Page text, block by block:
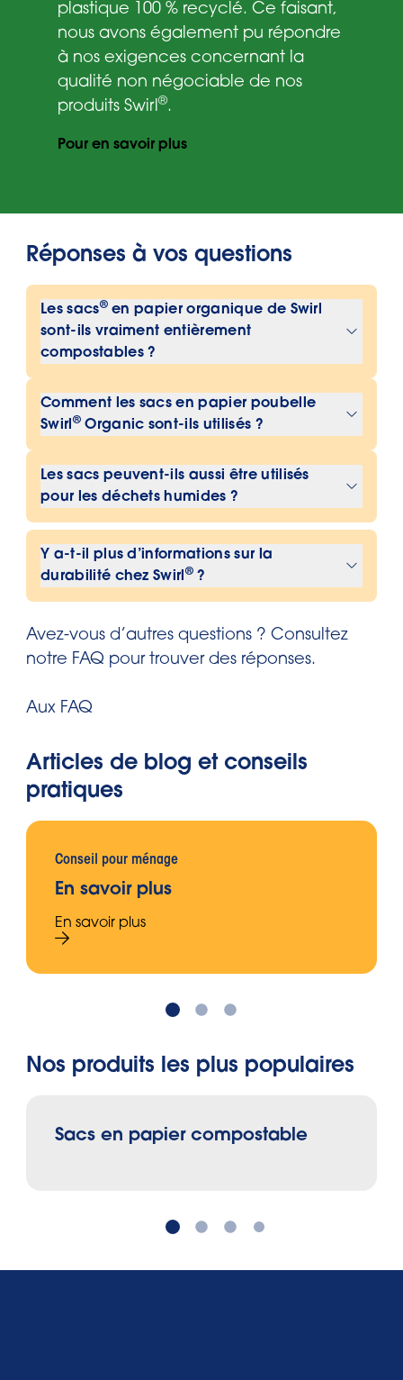
plastique 100 % recyclé. Ce faisant,
nous avons également pu répondre
à nos exigences concernant la
qualité non négociable de nos
produits Swirl®.
Pour en savoir plus
Réponses à vos questions
Les sacs®en papier organique de Swirl
sont-ils vraiment entièrement
compostables ?
Oui, les sacs en papier organique
Swirl®sont entièrement compostables
et peuvent être mis dans la poubelle à
déchets organiques.
Comment les sacs en papier poubelle
Swirl ®Organic sont-ils utilisés ?
Les sacs peuvent être placés
directement dans la poubelle à
déchets organiques. Il suffit de
collecter les déchets organiques puis
de les vider dans la poubelle avec leur
contenu
Les sacs peuvent-ils aussi être utilisés
pour les déchets humides ?
Oui, les sacs en papier organiques
Swirl®
conviennent à tous les types de
déchets organiques, y compris les
résidus humides.
Y a-t-il plus d’informations sur la
durabilité chez Swirl ® ?
de durabilité de ®Swirl et la manière
dont l’entreprise contribue à une
Plastic Cycle.
Avez-vous d’autres questions ? Consultez
notre FAQ pour trouver des réponses.
Aux FAQ
Articles de blog et conseils
pratiques
Conseil pour ménage
En savoir plus
En savoir plus
Nos produits les plus populaires
Sacs en papier compostable